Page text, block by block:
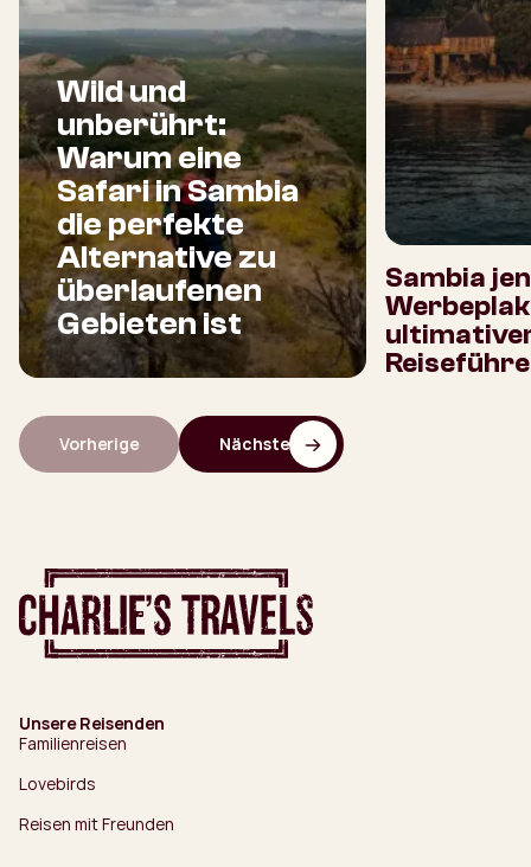
Wild und
unberührt:
Warum eine
Safari in Sambia
die perfekte
Alternative zu
überlaufenen
Gebieten ist
Sambia
Vorherige Nächste
Unsere Reisenden
Familienreisen
Lovebirds
Reisen mit Freunden